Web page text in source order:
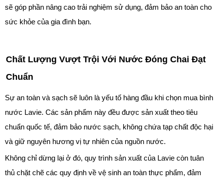
sẽ góp phần nâng cao trải nghiệm sử dụng, đảm bảo an toàn cho
sức khỏe của gia đình bạn.
Chất Lượng Vượt Trội Với Nước Đóng Chai Đạt
Chuẩn
Sự an toàn và sạch sẽ luôn là yếu tố hàng đầu khi chọn mua bình
nước Lavie. Các sản phẩm này đều được sản xuất theo tiêu
chuẩn quốc tế, đảm bảo nước sạch, không chứa tạp chất độc hại
và giữ nguyên hương vị tự nhiên của nguồn nước.
Không chỉ dừng lại ở đó, quy trình sản xuất của Lavie còn tuân
thủ chặt chẽ các quy định về vệ sinh an toàn thực phẩm, đảm